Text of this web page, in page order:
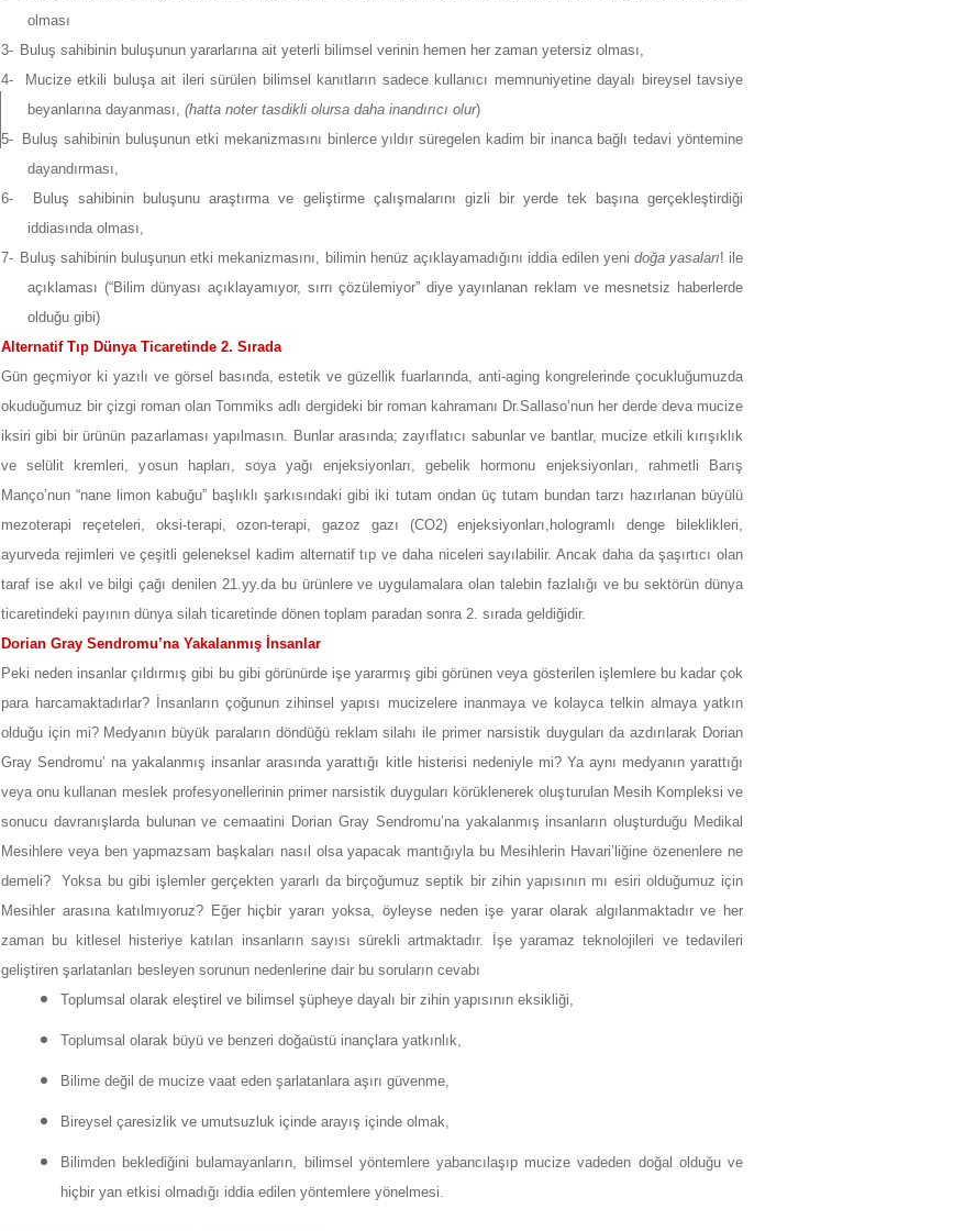
olması
3- Buluş sahibinin buluşunun yararlarına ait yeterli bilimsel verinin hemen her zaman yetersiz olması,
4-
Mucize etkili buluşa ait ileri sürülen bilimsel kanıtların sadece kullanıcı memnuniyetine dayalı bireysel tavsiye
beyanlarına dayanması, (hatta noter tasdikli olursa daha inandırıcı olur)
5-
Buluş sahibinin buluşunun etki mekanizmasını binlerce yıldır süregelen kadim bir inanca bağlı tedavi yöntemine
dayandırması,
6-
Buluş sahibinin buluşunu araştırma ve geliştirme çalışmalarını gizli bir yerde tek başına gerçekleştirdiği
iddiasında olması,
7- Buluş sahibinin buluşunun etki mekanizmasını, bilimin henüz açıklayamadığını iddia edilen yeni doğa yasaları! ile
açıklaması (“Bilim dünyası açıklayamıyor, sırrı çözülemiyor” diye yayınlanan reklam ve mesnetsiz haberlerde
olduğu gibi)
Alternatif Tıp Dünya Ticaretinde 2. Sırada
Gün geçmiyor ki yazılı ve görsel basında, estetik ve güzellik fuarlarında, anti-aging kongrelerinde çocukluğumuzda
okuduğumuz bir çizgi roman olan Tommiks adlı dergideki bir roman kahramanı Dr.Sallaso’nun her derde deva mucize
iksiri gibi bir ürünün pazarlaması yapılmasın. Bunlar arasında; zayıflatıcı sabunlar ve bantlar, mucize etkili kırışıklık
ve selülit kremleri, yosun hapları, soya yağı enjeksiyonları, gebelik hormonu enjeksiyonları, rahmetli Barış
Manço’nun “nane limon kabuğu” başlıklı şarkısındaki gibi iki tutam ondan üç tutam bundan tarzı hazırlanan büyülü
mezoterapi reçeteleri, oksi-terapi, ozon-terapi, gazoz gazı (CO2) enjeksiyonları,hologramlı denge bileklikleri,
ayurveda rejimleri ve çeşitli geleneksel kadim alternatif tıp ve daha niceleri sayılabilir. Ancak daha da şaşırtıcı olan
taraf ise akıl ve bilgi çağı denilen 21.yy.da bu ürünlere ve uygulamalara olan talebin fazlalığı ve bu sektörün dünya
ticaretindeki payının dünya silah ticaretinde dönen toplam paradan sonra 2. sırada geldiğidir.
Dorian Gray Sendromu’na Yakalanmış İnsanlar
Peki neden insanlar çıldırmış gibi bu gibi görünürde işe yararmış gibi görünen veya gösterilen işlemlere bu kadar çok
para harcamaktadırlar? İnsanların çoğunun zihinsel yapısı mucizelere inanmaya ve kolayca telkin almaya yatkın
olduğu için mi? Medyanın büyük paraların döndüğü reklam silahı ile primer narsistik duyguları da azdırılarak Dorian
Gray Sendromu’ na yakalanmış insanlar arasında yarattığı kitle histerisi nedeniyle mi? Ya aynı medyanın yarattığı
veya onu kullanan meslek profesyonellerinin primer narsistik duyguları körüklenerek oluşturulan Mesih Kompleksi ve
sonucu davranışlarda bulunan ve cemaatini Dorian Gray Sendromu’na yakalanmış insanların oluşturduğu Medikal
Mesihlere veya ben yapmazsam başkaları nasıl olsa yapacak mantığıyla bu Mesihlerin Havari’liğine özenenlere ne
demeli? Yoksa bu gibi işlemler gerçekten yararlı da birçoğumuz septik bir zihin yapısının mı esiri olduğumuz için
Mesihler arasına katılmıyoruz? Eğer hiçbir yararı yoksa, öyleyse neden işe yarar olarak algılanmaktadır ve her
zaman bu kitlesel histeriye katılan insanların sayısı sürekli artmaktadır. İşe yaramaz teknolojileri ve tedavileri
geliştiren şarlatanları besleyen sorunun nedenlerine dair bu soruların cevabı
Toplumsal olarak eleştirel ve bilimsel şüpheye dayalı bir zihin yapısının eksikliği,
Toplumsal olarak büyü ve benzeri doğaüstü inançlara yatkınlık,
Bilime değil de mucize vaat eden şarlatanlara aşırı güvenme,
Bireysel çaresizlik ve umutsuzluk içinde arayış içinde olmak,
Bilimden beklediğini bulamayanların, bilimsel yöntemlere yabancılaşıp mucize vadeden doğal olduğu ve
hiçbir yan etkisi olmadığı iddia edilen yöntemlere yönelmesi.